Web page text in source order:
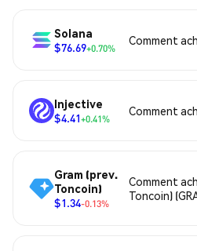
Solana
$76.69+0.70%
Comment
Injective
$4.41+0.41%
Comment
Gram (prev.
Toncoin)
$1.34-0.13%
Comment
Toncoin)